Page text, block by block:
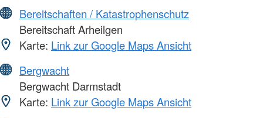
Bereitschaften / Katastrophenschutz
Bereitschaft Arheilgen
Karte: Link zur Google Maps Ansicht
Bergwacht
Bergwacht Darmstadt
Karte: Link zur Google Maps Ansicht